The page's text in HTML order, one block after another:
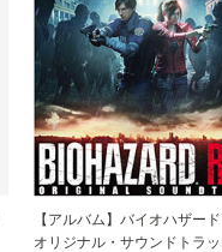
【アルバム】バイオハザー
オリジナル・サウンドトラッ